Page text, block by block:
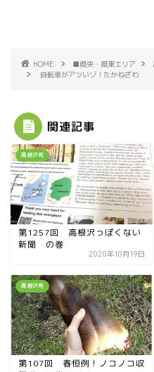
HOME ■県央・県東エリア
自転車がアツいゾ！たかねざわ
関連記事
高根沢町
第1257回 高根沢っぽくない
新聞 の巻
2020年10月19日
高根沢町
第107回 春恒例！ノコノコ収